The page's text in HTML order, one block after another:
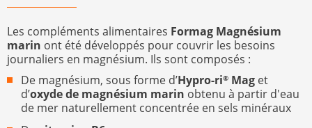
Les compléments alimentaires Formag Magnésium
marin ont été développés pour couvrir les besoins
journaliers en magnésium. Ils sont composés :
De magnésium, sous forme d’Hypro-ri® Mag et
d’oxyde de magnésium marin obtenu à partir d'eau
de mer naturellement concentrée en sels minéraux